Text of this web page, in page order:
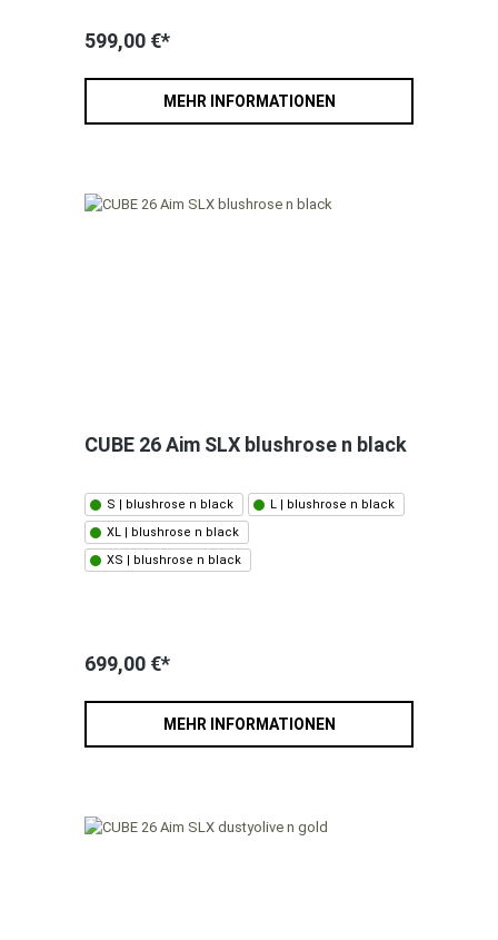
599,00 €*
MEHR INFORMATIONEN
CUBE 26 Aim SLX blushrose n black
S | blushrose n black
L | blushrose n black
XL | blushrose n black
XS | blushrose n black
699,00 €*
MEHR INFORMATIONEN